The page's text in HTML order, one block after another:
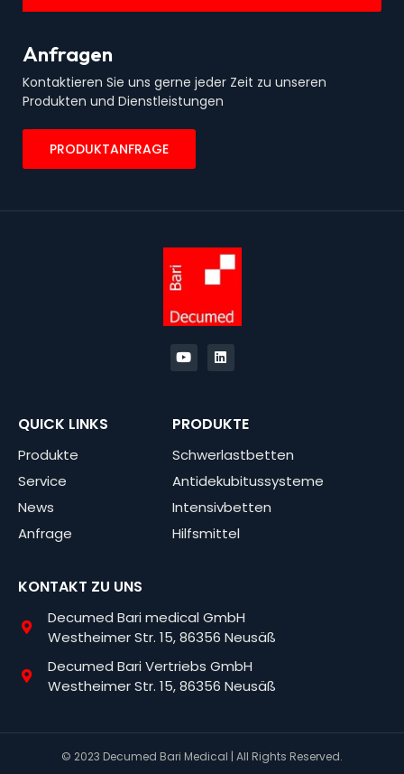
Anfragen
Kontaktieren Sie uns gerne jeder Zeit zu unseren
Produkten und Dienstleistungen
PRODUKTANFRAGE
QUICK LINKS
Produkte
Service
News
Anfrage
PRODUKTE
Schwerlastbetten
Antidekubitussysteme
Intensivbetten
Hilfsmittel
KONTAKT ZU UNS
Decumed Bari medical GmbH
Westheimer Str. 15, 86356 Neusäß
Decumed Bari Vertriebs GmbH
Westheimer Str. 15, 86356 Neusäß
© 2023 Decumed Bari Medical | All Rights Reserved.